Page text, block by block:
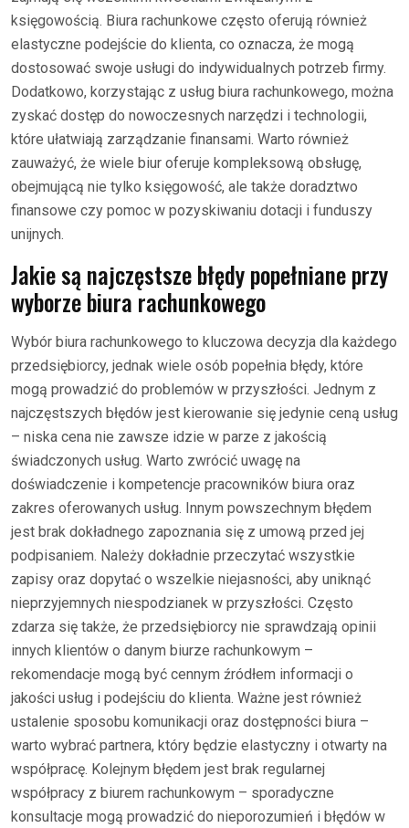
księgowością. Biura rachunkowe często oferują również
elastyczne podejście do klienta, co oznacza, że mogą
dostosować swoje usługi do indywidualnych potrzeb firmy.
Dodatkowo, korzystając z usług biura rachunkowego, można
zyskać dostęp do nowoczesnych narzędzi i technologii,
które ułatwiają zarządzanie finansami. Warto również
zauważyć, że wiele biur oferuje kompleksową obsługę,
obejmującą nie tylko księgowość, ale także doradztwo
finansowe czy pomoc w pozyskiwaniu dotacji i funduszy
unijnych.
Jakie są najczęstsze błędy popełniane przy
wyborze biura rachunkowego
Wybór biura rachunkowego to kluczowa decyzja dla każdego
przedsiębiorcy, jednak wiele osób popełnia błędy, które
mogą prowadzić do problemów w przyszłości. Jednym z
najczęstszych błędów jest kierowanie się jedynie ceną usług
– niska cena nie zawsze idzie w parze z jakością
świadczonych usług. Warto zwrócić uwagę na
doświadczenie i kompetencje pracowników biura oraz
zakres oferowanych usług. Innym powszechnym błędem
jest brak dokładnego zapoznania się z umową przed jej
podpisaniem. Należy dokładnie przeczytać wszystkie
zapisy oraz dopytać o wszelkie niejasności, aby uniknąć
nieprzyjemnych niespodzianek w przyszłości. Często
zdarza się także, że przedsiębiorcy nie sprawdzają opinii
innych klientów o danym biurze rachunkowym –
rekomendacje mogą być cennym źródłem informacji o
jakości usług i podejściu do klienta. Ważne jest również
ustalenie sposobu komunikacji oraz dostępności biura –
warto wybrać partnera, który będzie elastyczny i otwarty na
współpracę. Kolejnym błędem jest brak regularnej
współpracy z biurem rachunkowym – sporadyczne
konsultacje mogą prowadzić do nieporozumień i błędów w